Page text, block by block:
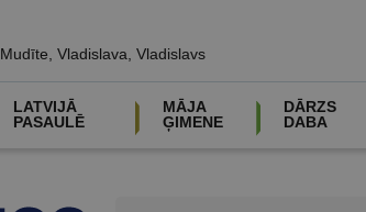
Mudīte, Vladislava, Vladislavs
LATVIJĀ
PASAULĒ
MĀJA
ĢIMENE
DĀRZS
DABA